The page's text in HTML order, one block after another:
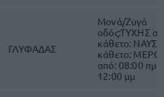
ΓΛΥΦΑΔΑΣ
Μονά/Ζυγά
οδός:ΤΥΧΗΣ
κάθετο:
κάθετο:
από: 08:00 πμ
12:00 μμ